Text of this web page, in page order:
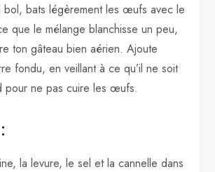
bol, bats légèrement les œufs avec le
que le mélange blanchisse un peu,
ton gâteau bien aérien. Ajoute
fondu, en veillant à ce qu’il ne soit
pour ne pas cuire les œufs.
la levure, le sel et la cannelle dans